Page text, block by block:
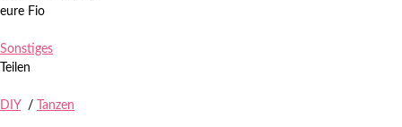
eure Fio
Sonstiges
Teilen
DIY / Tanzen